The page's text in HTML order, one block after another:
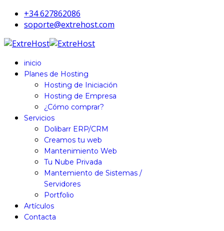
+34 627862086
soporte@extrehost.com
inicio
Planes de Hosting
Hosting de Iniciación
Hosting de Empresa
¿Cómo comprar?
Servicios
Dolibarr ERP/CRM
Creamos tu web
Mantenimiento Web
Tu Nube Privada
Mantemiento de Sistemas /
Servidores
Portfolio
Artículos
Contacta